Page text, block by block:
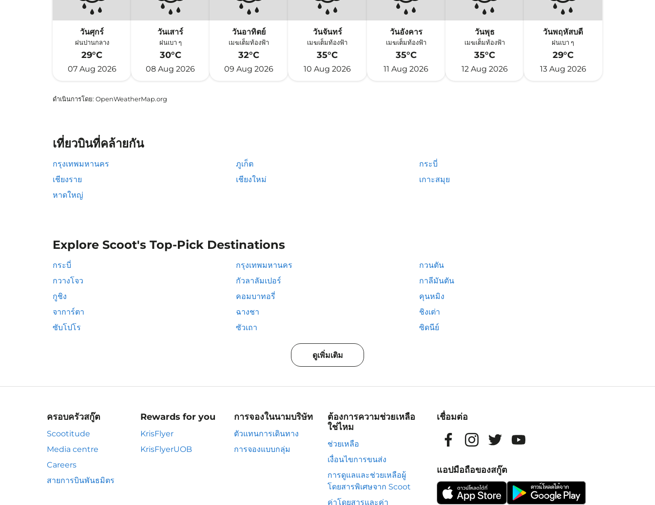
วันศุกร์
ฝนปานกลาง
29°C
07 Aug 2026
วันเสาร์
ฝนเบา ๆ
30°C
08 Aug 2026
วันอาทิตย์
เมฆเต็มท้องฟ้า
32°C
09 Aug 2026
วันจันทร์
เมฆเต็มท้องฟ้า
35°C
10 Aug 2026
วันอังคาร
เมฆเต็มท้องฟ้า
35°C
11 Aug 2026
วันพุธ
เมฆเต็มท้องฟ้า
35°C
12 Aug 2026
วันพฤหัสบดี
ฝนเบา ๆ
29°C
13 Aug 2026
ดำเนินการโดย: OpenWeatherMap.org
เที่ยวบินที่คล้ายกัน
กรุงเทพมหานคร ภูเก็ต
กระบี่
เชียงราย
เชียงใหม่
เกาะสมุย
หาดใหญ่
Explore Scoot's Top-Pick Destinations
กระบี่ กรุงเทพมหานคร
กวนตัน
กวางโจว
กัวลาลัมเปอร์
กาลีมันตัน
กูชิง
คอมบาทอรี่
คุนหมิง
จาการ์ตา
ฉางชา
ชิงเต่า
ซับโปโร
ซัวเถา ซิดนีย์
ดูเพิ่มเติม
ครอบครัวสกู๊ต
Scootitude
Media centre
Careers
สายการบินพันธมิตร
Rewards for you
KrisFlyer
KrisFlyerUOB
การจองในนามบริษัท
ตัวแทนการเดินทาง
การจองแบบกลุ่ม
ต้องการความช่วยเหลือ
ใช่ไหม
ช่วยเหลือ
เงื่อนไขการขนส่ง
การดูแลและช่วยเหลือผู้
โดยสารพิเศษจาก Scoot
ค่าโดยสารและค่า
เชื่อมต่อ
แอปมือถือของสกู๊ต